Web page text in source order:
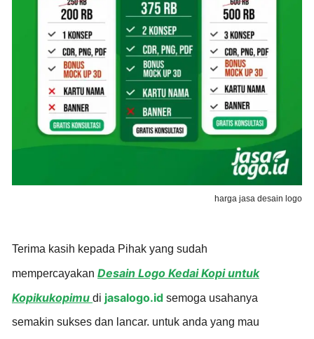
harga jasa desain logo
Terima kasih kepada Pihak yang sudah
mempercayakan Desain Logo Kedai Kopi untuk
Kopikukopimu di jasalogo.id semoga usahanya
semakin sukses dan lancar. untuk anda yang mau